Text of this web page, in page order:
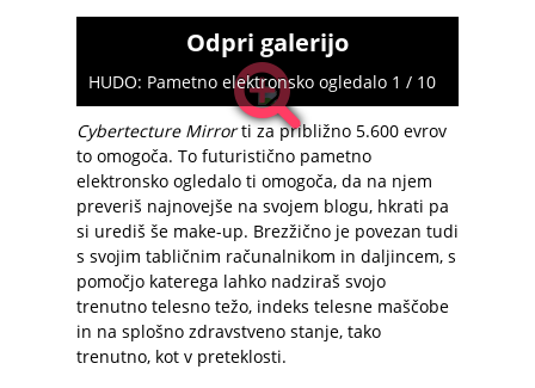
Odpri galerijo
HUDO: Pametno elektronsko ogledalo 1 / 10
Cybertecture Mirrorti za približno 5.600 evrov
to omogoča. To futuristično pametno
elektronsko ogledalo ti omogoča, da na njem
preveriš najnovejše na svojem blogu, hkrati pa
si urediš še make-up. Brezžično je povezan tudi
s svojim tabličnim računalnikom in daljincem, s
pomočjo katerega lahko nadziraš svojo
trenutno telesno težo, indeks telesne maščobe
in na splošno zdravstveno stanje, tako
trenutno, kot v preteklosti.